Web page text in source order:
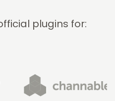
plugins for: